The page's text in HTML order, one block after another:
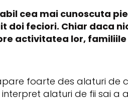
cea mai cunoscuta
doi feciori. Chiar daca
activitatea lor, familiile
foarte des alaturi de
alaturi de fii sai a